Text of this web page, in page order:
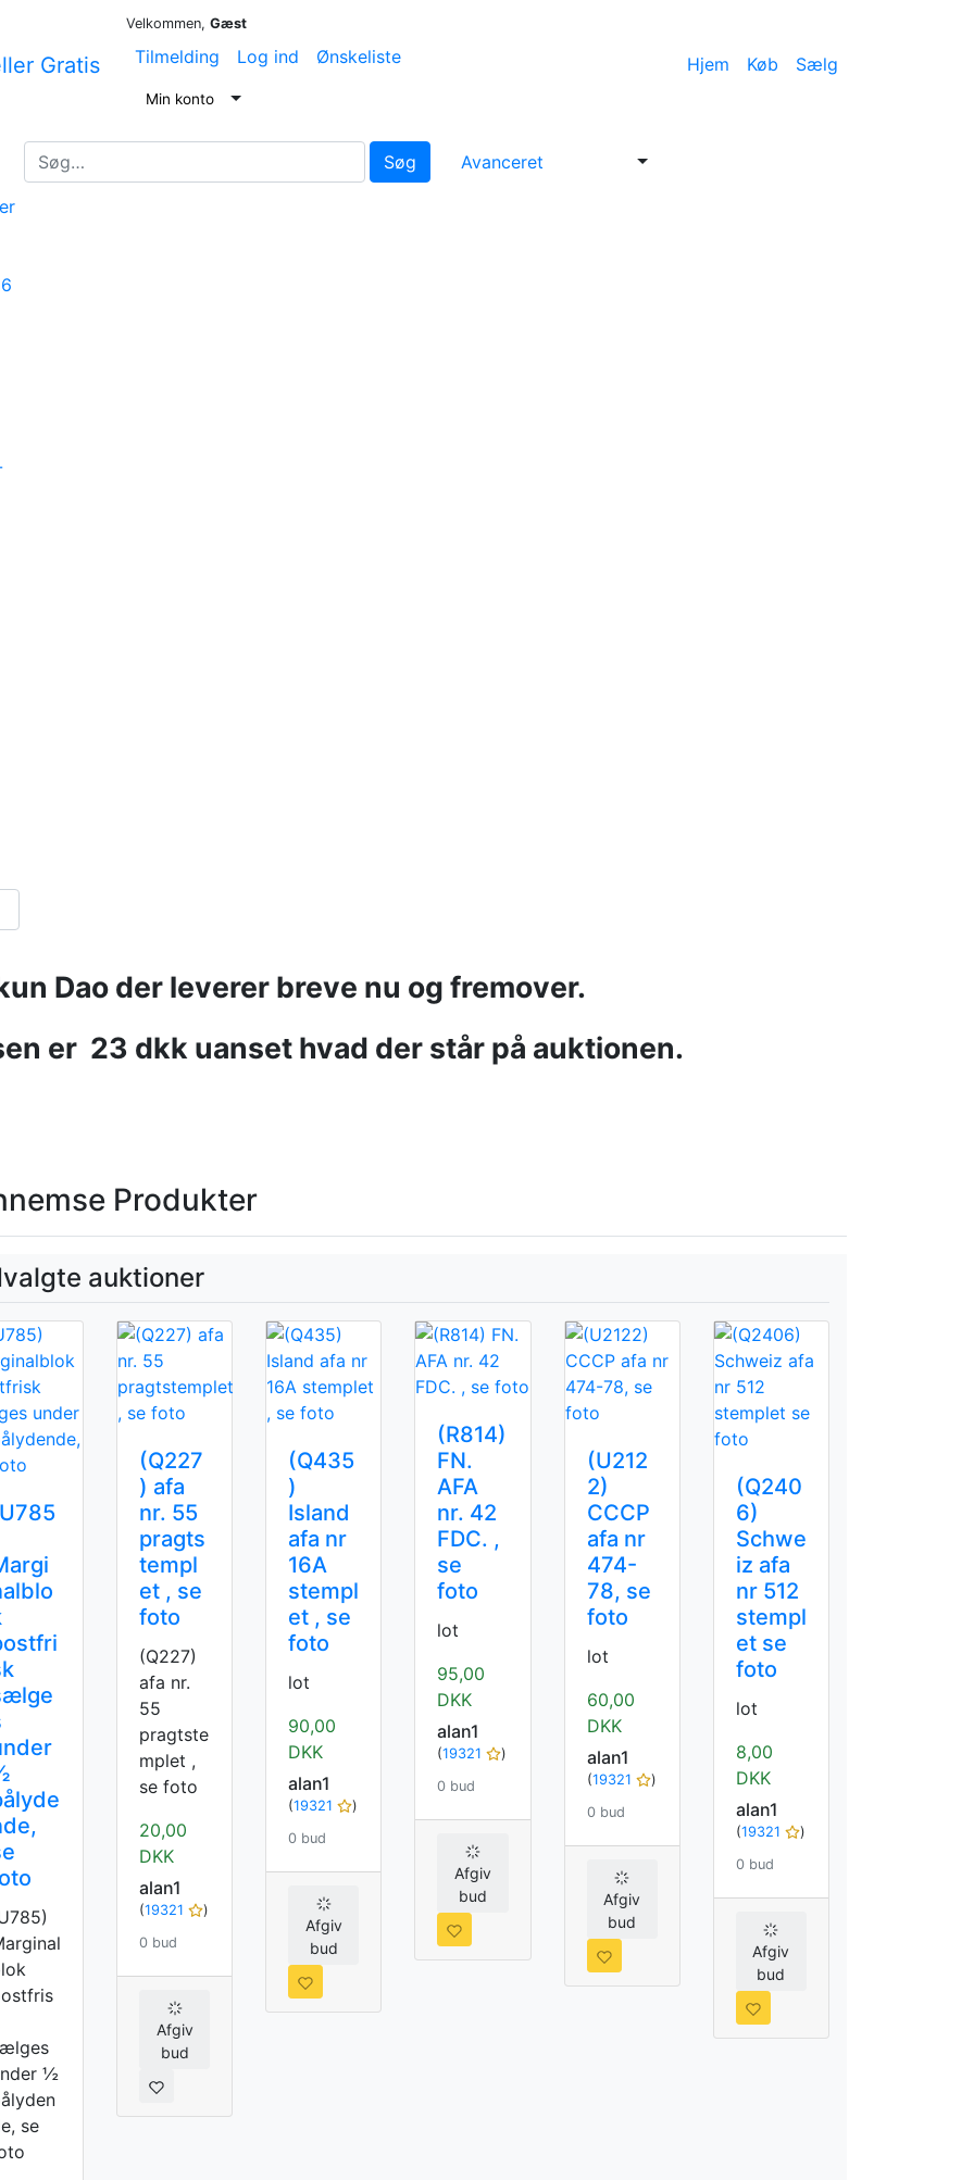
Velkommen, Gæst
Tilmelding Log ind Ønskeliste
Min konto
Hjem Køb Sælg
Søg Avanceret
Dao der leverer breve nu og fremover.
er 23 dkk uanset hvad der står på auktionen.
Produkter
auktioner
½
se
(Q227
) afa
nr. 55
pragts
templ
et , se
foto
(Q227)
afa nr.
55
pragtste
mplet ,
se foto
20,00
DKK
alan1
(19321
)
0 bud
Afgiv
bud
(Q435
)
Island
afa nr
16A
stempl
et , se
foto
lot
90,00
DKK
alan1
(19321
)
0 bud
Afgiv
bud
(R814)
FN.
AFA
nr. 42
FDC. ,
se
foto
lot
95,00
DKK
alan1
(19321
)
0 bud
Afgiv
bud
(U212
2)
CCCP
afa nr
474-
78, se
foto
lot
60,00
DKK
alan1
(19321
)
0 bud
Afgiv
bud
(Q240
6)
Schwe
iz afa
nr 512
stempl
et se
foto
lot
8,00
DKK
alan1
(19321
)
0 bud
Afgiv
bud